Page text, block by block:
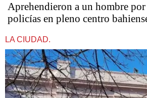
Aprehendieron a un hombre
policías en pleno centro
LA CIUDAD.